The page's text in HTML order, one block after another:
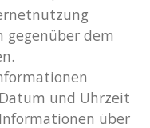
gegenüber dem
und Uhrzeit
über